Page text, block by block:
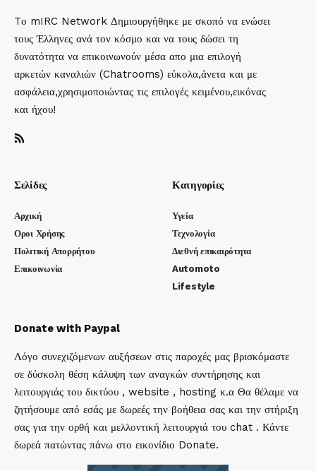
Tο mIRC Network Δημιουργήθηκε με σκοπό να ενώσει
τους Έλληνες ανά τον κόσμο και να τους δώσει τη
δυνατότητα να επικοινωνούν μέσα απο μια επιλογή
αρκετών καναλιών (Chatrooms) εύκολα,άνετα και με
ασφάλεια,χρησιμοποιώντας τις επιλογές κειμένου,εικόνας
και ήχου!
Σελίδες
Αρχική
Οροι Χρήσης
Πολιτική Απορρήτου
Επικοινωνία
Κατηγορίες
Υγεία
Τεχνολογία
Διεθνή επικαιρότητα
Automoto
Lifestyle
Donate with Paypal
Λόγο συνεχιζόμενων αυξήσεων στις παροχές μας βρισκόμαστε
σε δύσκολη θέση κάλυψη των αναγκών συντήρησης και
λειτουργιάς του δικτύου , website , hosting κ.α Θα θέλαμε να
ζητήσουμε από εσάς με δωρεές την βοήθεια σας και την στήριξη
σας για την ορθή και μελλοντική λειτουργιά του chat . Κάντε
δωρεά πατώντας πάνω στο εικονίδιο Donate.